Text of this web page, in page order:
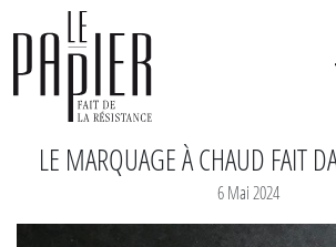
LE MARQUAGE À CHAUD FAIT
6 Mai 2024
Panneau de gestion des cookies